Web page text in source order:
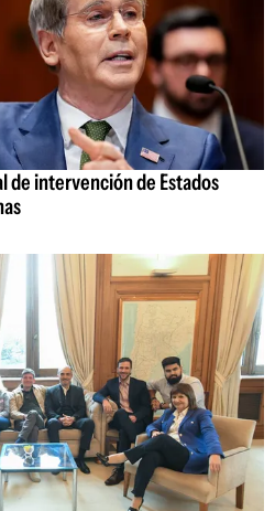
de intervención de Estados